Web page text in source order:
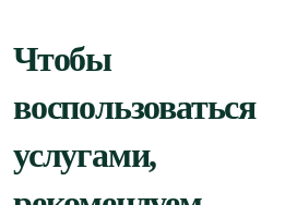
Чтобы
воспользоваться
услугами,